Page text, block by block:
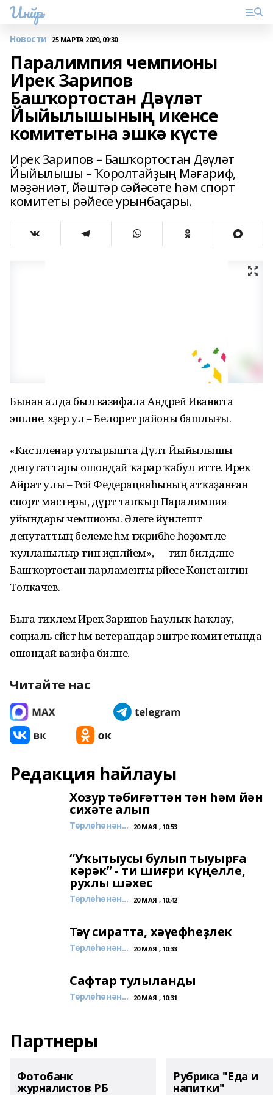
Инйәр
Новости 25 МАРТА 2020, 09:30
Паралимпия чемпионы
Ирек Зарипов
Башҡортостан Дәүләт
Йыйылышының икенсе
комитетына эшкә күсте
Ирек Зарипов – Башҡортостан Дәүләт
Йыйылышы – Ҡоролтайҙың Мәғариф,
мәҙәниәт, йәштәр сәйәсәте һәм спорт
комитеты рәйесе урынбаҫары.
Бынан алда был вазифала Андрей Иванюта
эшләне, хәҙер ул – Белорет районы башлығы.
«Кисә пленар ултырышта Дәүләт Йыйылышы
депутаттары ошондай ҡарар ҡабул итте. Ирек
Айрат улы – Рәсәй Федерацияһының атҡаҙанған
спорт мастеры, дүрт тапҡыр Паралимпия
уйындары чемпионы. Әлеге йүнәлештә
депутаттың белеме һәм тәжрибәһе һөҙөмтәле
ҡулланылыр тип иҫәпләйем», — тип билдәләне
Башҡортостан парламенты рәйесе Константин
Толкачев.
Быға тиклем Ирек Зарипов Һаулыҡ һаҡлау,
социаль сәйәсәт һәм ветерандар эштәре комитетында
ошондай вазифа биләне.
Читайте нас
Редакция һайлауы
Хозур тәбиғәттән тән һәм йән
сихәте алып
Төрлөһөнән... 20 МАЯ , 10:53
“Уҡытыусы булып тыуырға
кәрәк” - ти шиғри күңелле,
рухлы шәхес
Төрлөһөнән... 20 МАЯ , 10:42
Тәү сиратта, хәүефһеҙлек
Төрлөһөнән... 20 МАЯ , 10:33
Сафтар тулыланды
Төрлөһөнән... 20 МАЯ , 10:31
Партнеры
Фотобанк
журналистов РБ
Рубрика "Еда и
напитки"